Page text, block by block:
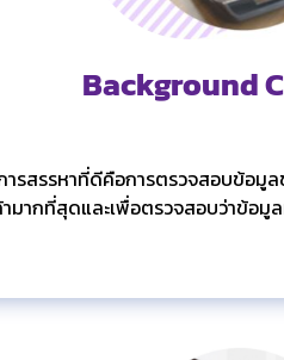
Background
รสรรหาที่ดีคือการตรวจสอบข้อมู
มากที่สุดและเพื่อตรวจสอบว่าข้อมู